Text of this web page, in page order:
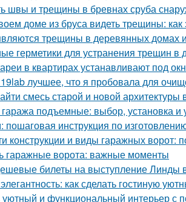
швы и трещины в бревнах сруба
доме из бруса видеть трещины: как
трещины в деревянных домах
герметики для устранения трещин в
в квартирах устанавливают под
лучшее, что я пробовала для
смесь старой и новой архитектуры
подъемные: выбор, установка и
пошаговая инструкция по
конструкции и виды гаражных ворот:
гаражные ворота: важные моменты
билеты на выступление Линды
как сделать гостиную
уютный и функциональный интерьер с